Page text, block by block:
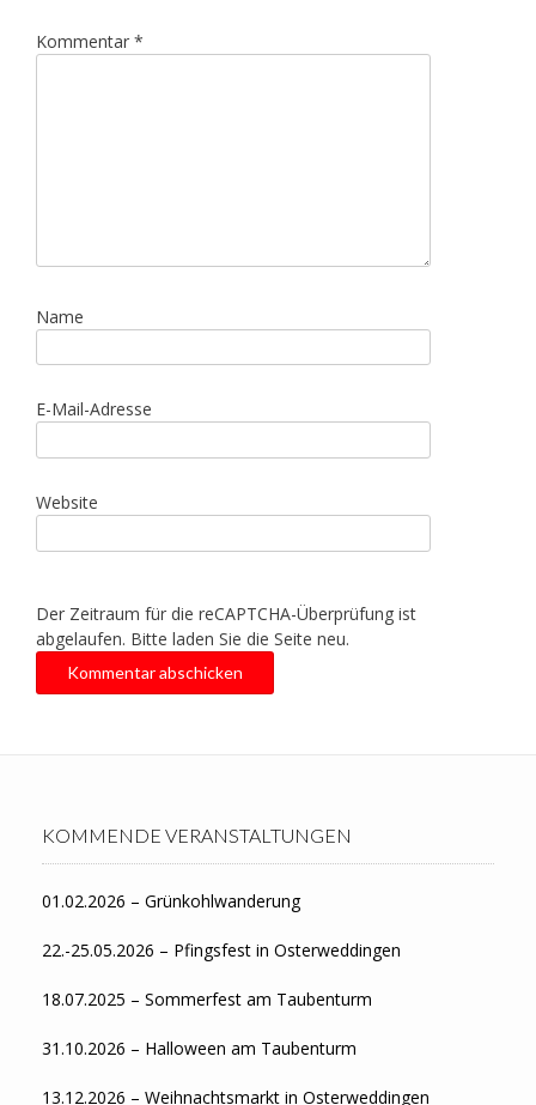
Kommentar *
Name
E-Mail-Adresse
Website
Der Zeitraum für die reCAPTCHA-Überprüfung ist
abgelaufen. Bitte laden Sie die Seite neu.
KOMMENDE VERANSTALTUNGEN
01.02.2026 – Grünkohlwanderung
22.-25.05.2026 – Pfingsfest in Osterweddingen
18.07.2025 – Sommerfest am Taubenturm
31.10.2026 – Halloween am Taubenturm
13.12.2026 – Weihnachtsmarkt in Osterweddingen